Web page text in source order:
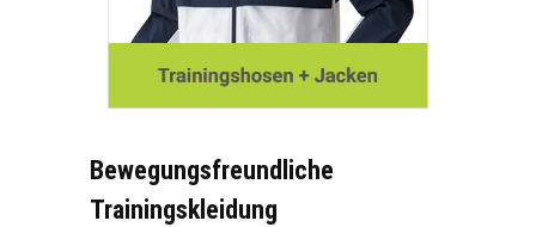
Bewegungsfreundliche
Trainingskleidung